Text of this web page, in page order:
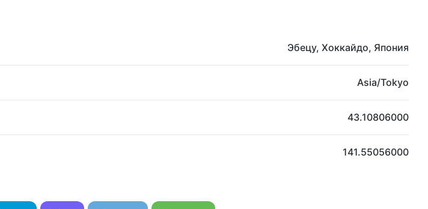
Эбецу, Хоккайдо, Япония
Asia/Tokyo
43.10806000
141.55056000